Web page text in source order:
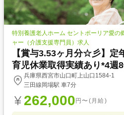
特別養護老人ホーム セントポーリア愛の
ャー（介護支援専門員）求人
【賞与3.53ヶ月分☆彡】定
育児休業取得実績あり*4週
兵庫県西宮市山口町上山口1584-1
三田線岡場駅 車7分
262,000 円〜(月給)